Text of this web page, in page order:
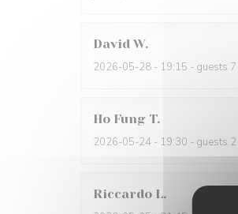
David W
2026-05-28 - 19:15 - guests 7
Ho Fung T
2026-05-24 - 19:30 - guests 2
Riccardo L